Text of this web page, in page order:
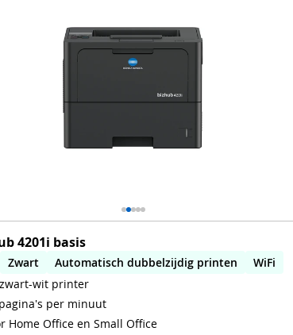
4201i basis
Zwart Automatisch dubbelzijdig printen
WiFi
wit printer
per minuut
Home Office en Small Office